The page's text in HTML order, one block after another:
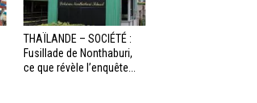
THAÏLANDE – SOCIÉTÉ :
Fusillade de Nonthaburi,
ce que révèle l’enquête...